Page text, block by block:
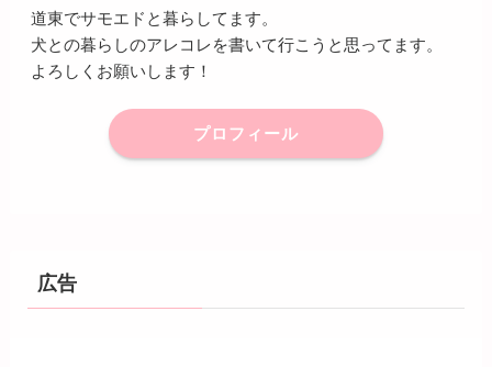
道東でサモエドと暮らしてます。
犬との暮らしのアレコレを書いて行こうと思ってます。
よろしくお願いします！
プロフィール
広告